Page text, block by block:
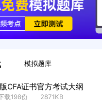
模拟题库
CFA证书官方考试大纲
载198份 2871KB